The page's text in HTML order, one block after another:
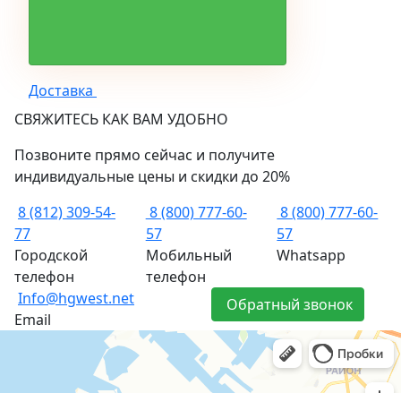
Доставка
СВЯЖИТЕСЬ КАК ВАМ УДОБНО
Позвоните прямо сейчас и получите
индивидуальные цены и скидки до 20%
8 (812) 309-54-
77
Городской
телефон
8 (800) 777-60-
57
Мобильный
телефон
8 (800) 777-60-
57
Whatsapp
Info@hgwest.net
Email
Обратный звонок